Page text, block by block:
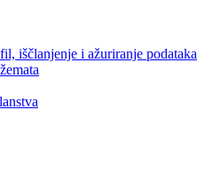
iščlanjenje i ažuriranje podataka